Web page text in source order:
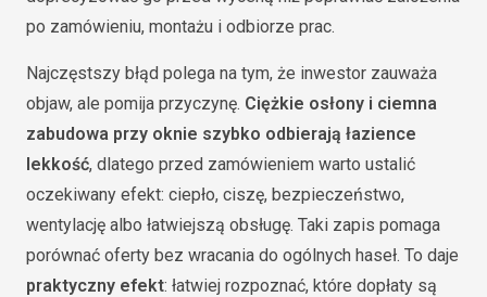
po zamówieniu, montażu i odbiorze prac.
Najczęstszy błąd polega na tym, że inwestor zauważa
objaw, ale pomija przyczynę. Ciężkie osłony i ciemna
zabudowa przy oknie szybko odbierają łazience
lekkość, dlatego przed zamówieniem warto ustalić
oczekiwany efekt: ciepło, ciszę, bezpieczeństwo,
wentylację albo łatwiejszą obsługę. Taki zapis pomaga
porównać oferty bez wracania do ogólnych haseł. To daje
praktyczny efekt: łatwiej rozpoznać, które dopłaty są